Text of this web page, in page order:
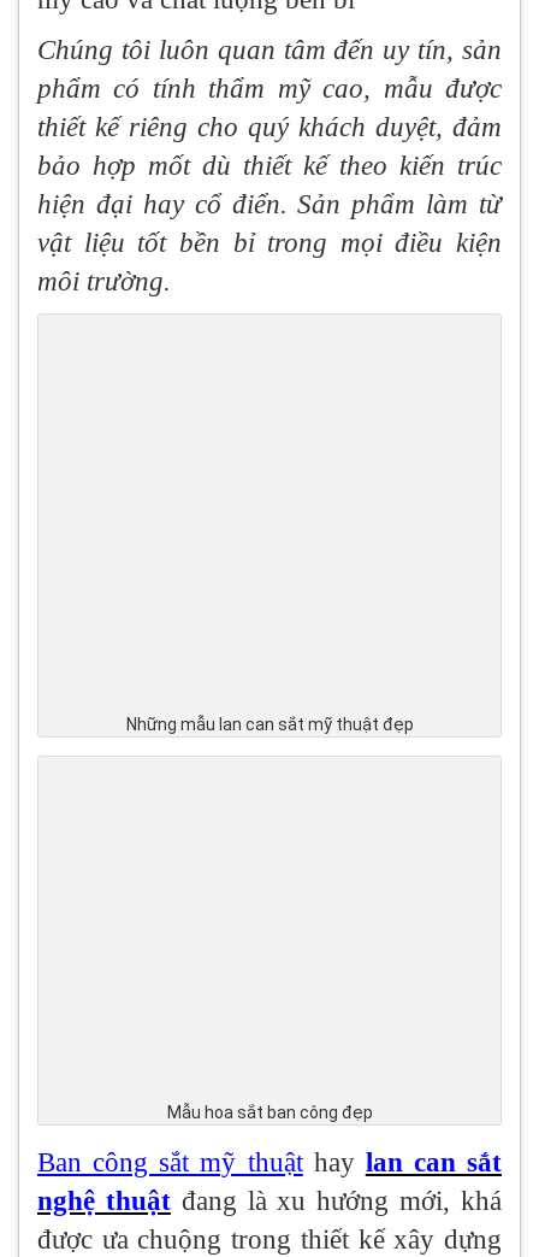
Chúng tôi luôn quan tâm đến uy tín, sản
phẩm có tính thẩm mỹ cao, mẫu được
thiết kế riêng cho quý khách duyệt, đảm
bảo hợp mốt dù thiết kế theo kiến trúc
hiện đại hay cổ điển. Sản phẩm làm từ
vật liệu tốt bền bỉ trong mọi điều kiện
môi trường.
Những mẫu lan can sắt mỹ thuật đẹp
Mẫu hoa sắt ban công đẹp
Ban công sắt mỹ thuậthay lan can sắt
nghệ thuậtđang là xu hướng mới, khá
được ưa chuộng trong thiết kế xây dựng